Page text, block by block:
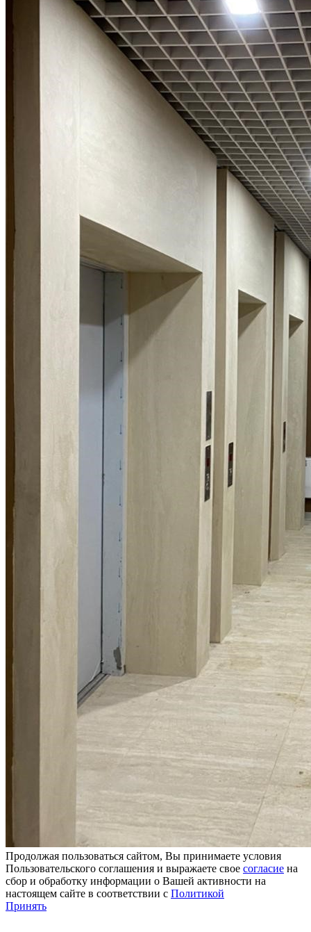
Продолжая пользоваться сайтом, Вы принимаете условия
Пользовательского соглашения и выражаете свое согласие на
сбор и обработку информации о Вашей активности на
настоящем сайте в соответствии с Политикой
Принять